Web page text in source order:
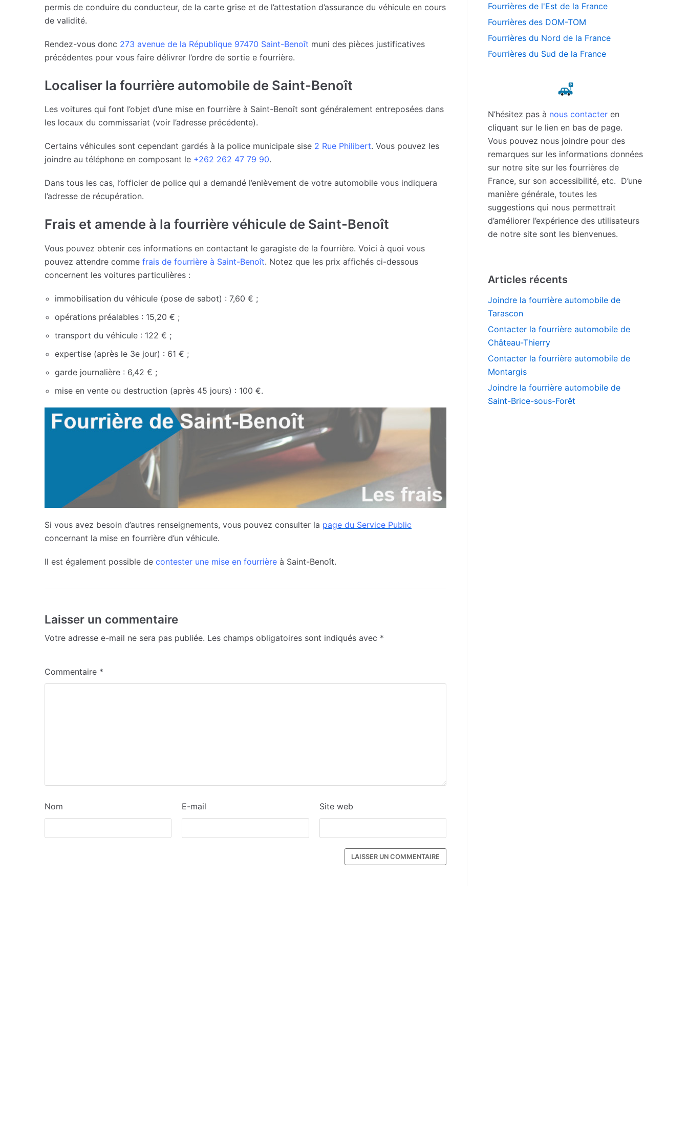
permis de conduire du conducteur, de la carte grise et de l’attestation d’assurance du véhicule en cours
de validité.
Rendez-vous donc 273 avenue de la République 97470 Saint-Benoît muni des pièces justificatives
précédentes pour vous faire délivrer l’ordre de sortie e fourrière.
Localiser la fourrière automobile de Saint-Benoît
Les voitures qui font l’objet d’une mise en fourrière à Saint-Benoît sont généralement entreposées dans
les locaux du commissariat (voir l’adresse précédente).
Certains véhicules sont cependant gardés à la police municipale sise 2 Rue Philibert. Vous pouvez les
joindre au téléphone en composant le +262 262 47 79 90.
Dans tous les cas, l’officier de police qui a demandé l’enlèvement de votre automobile vous indiquera
l’adresse de récupération.
Frais et amende à la fourrière véhicule de Saint-Benoît
Vous pouvez obtenir ces informations en contactant le garagiste de la fourrière. Voici à quoi vous
pouvez attendre comme frais de fourrière à Saint-Benoît. Notez que les prix affichés ci-dessous
concernent les voitures particulières :
immobilisation du véhicule (pose de sabot) : 7,60 € ;
opérations préalables : 15,20 € ;
transport du véhicule : 122 € ;
expertise (après le 3e jour) : 61 € ;
garde journalière : 6,42 € ;
mise en vente ou destruction (après 45 jours) : 100 €.
Si vous avez besoin d’autres renseignements, vous pouvez consulter la page du Service Public
concernant la mise en fourrière d’un véhicule.
Il est également possible de contester une mise en fourrière à Saint-Benoît.
Laisser un commentaire
Votre adresse e-mail ne sera pas publiée. Les champs obligatoires sont indiqués avec *
Commentaire *
Nom E-mail Site web
Fourrières de l'Est de la France
Fourrières des DOM-TOM
Fourrières du Nord de la France
Fourrières du Sud de la France
N’hésitez pas à nous contacter en
cliquant sur le lien en bas de page.
Vous pouvez nous joindre pour des
remarques sur les informations données
sur notre site sur les fourrières de
France, sur son accessibilité, etc. D’une
manière générale, toutes les
suggestions qui nous permettrait
d’améliorer l’expérience des utilisateurs
de notre site sont les bienvenues.
Articles récents
Joindre la fourrière automobile de
Tarascon
Contacter la fourrière automobile de
Château-Thierry
Contacter la fourrière automobile de
Montargis
Joindre la fourrière automobile de
Saint-Brice-sous-Forêt